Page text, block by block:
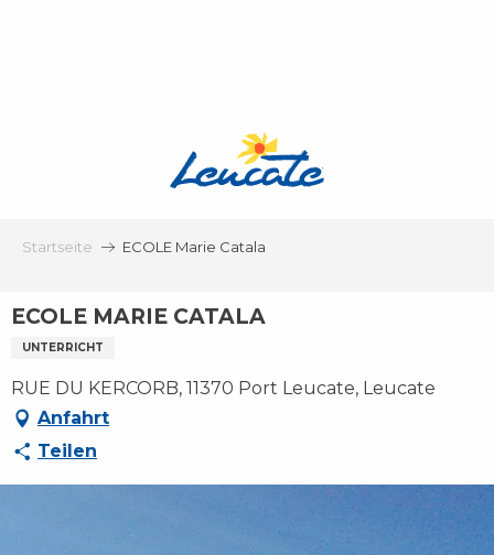
Startseite ECOLE Marie Catala
ECOLE MARIE CATALA
UNTERRICHT
RUE DU KERCORB, 11370 Port Leucate, Leucate
Anfahrt
Teilen